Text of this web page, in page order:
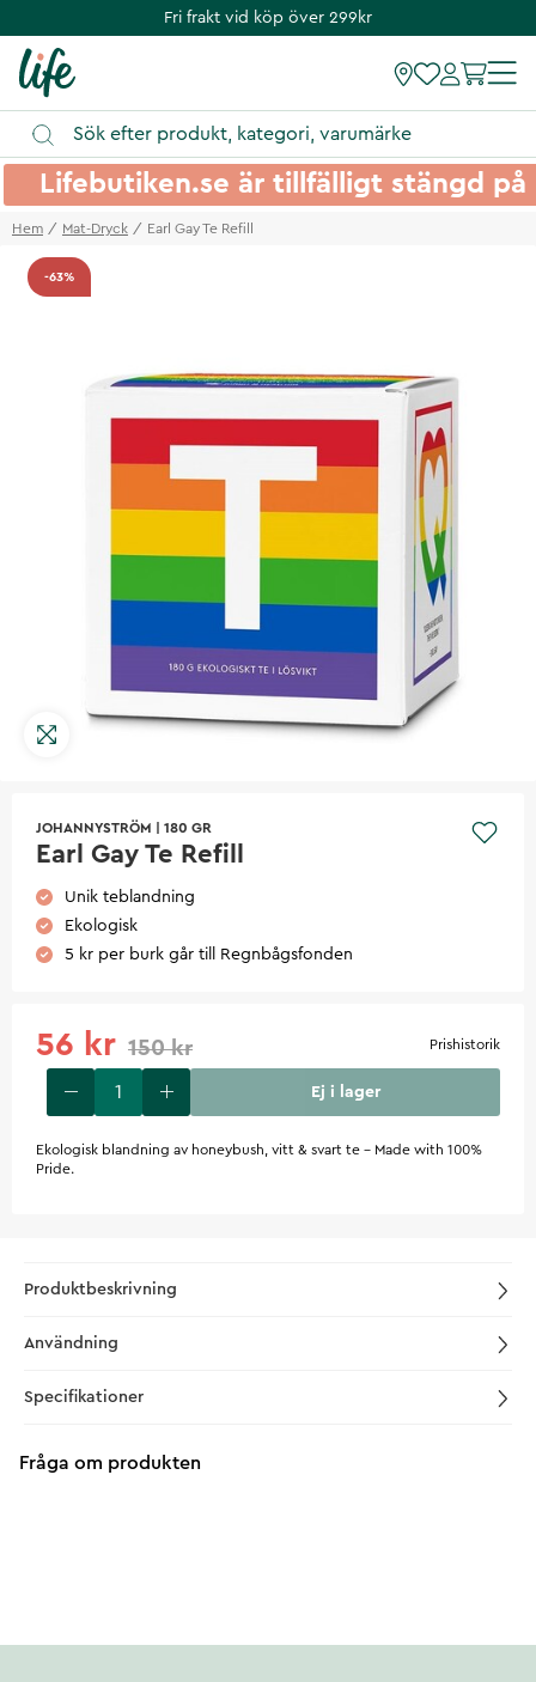
Fri frakt vid köp över 299kr
Lifebutiken.se är tillfälligt stängd
Hem Mat-Dryck Earl Gay Te Refill
-63%
JOHANNYSTRÖM 180 GR
Earl Gay Te Refill
Unik teblandning
Ekologisk
5 kr per burk går till Regnbågsfonden
56 kr 150 kr Prishistorik
Ej i lager
Ekologisk blandning av honeybush, vitt & svart te - Made with 100%
Pride.
Produktbeskrivning
Användning
Specifikationer
Fråga om produkten